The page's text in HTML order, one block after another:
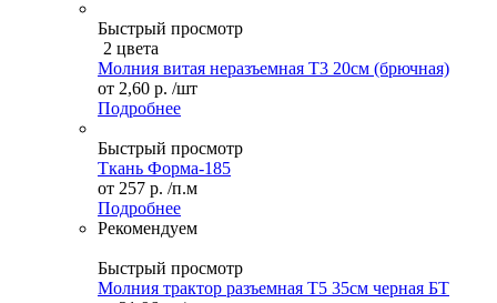
Быстрый просмотр
2 цвета
Молния витая неразъемная Т3 20см (брючная)
от 2,60 р. /шт
Подробнее
Быстрый просмотр
Ткань Форма-185
от 257 р. /п.м
Подробнее
Рекомендуем
Быстрый просмотр
Молния трактор разъемная Т5 35см черная БТ